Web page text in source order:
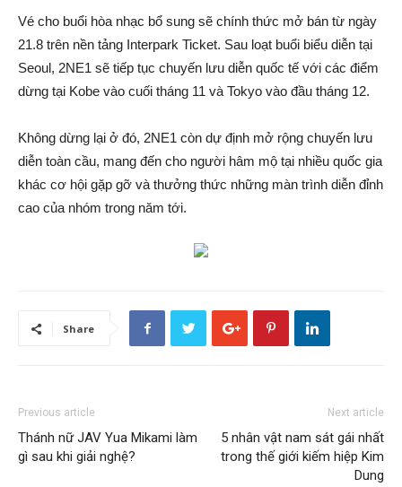
Vé cho buổi hòa nhạc bổ sung sẽ chính thức mở bán từ ngày
21.8 trên nền tảng Interpark Ticket. Sau loạt buổi biểu diễn tại
Seoul, 2NE1 sẽ tiếp tục chuyến lưu diễn quốc tế với các điểm
dừng tại Kobe vào cuối tháng 11 và Tokyo vào đầu tháng 12.
Không dừng lại ở đó, 2NE1 còn dự định mở rộng chuyến lưu
diễn toàn cầu, mang đến cho người hâm mộ tại nhiều quốc gia
khác cơ hội gặp gỡ và thưởng thức những màn trình diễn đỉnh
cao của nhóm trong năm tới.
Share
Previous article
Thánh nữ JAV Yua Mikami làm
gì sau khi giải nghệ?
Next article
5 nhân vật nam sát gái nhất
trong thế giới kiếm hiệp Kim
Dung